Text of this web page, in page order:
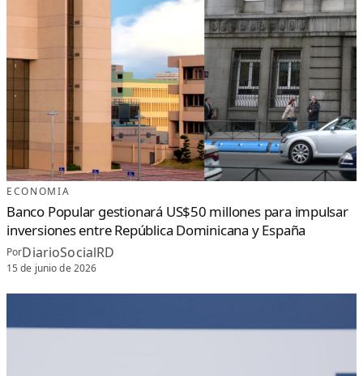
ECONOMIA
Banco Popular gestionará US$50 millones para impulsar
inversiones entre República Dominicana y España
PorDiarioSocialRD
15 de junio de 2026